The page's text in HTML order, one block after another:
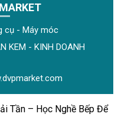
cụ - Máy móc
KEM - KINH DOANH
Tần – Học Nghề Bếp Để